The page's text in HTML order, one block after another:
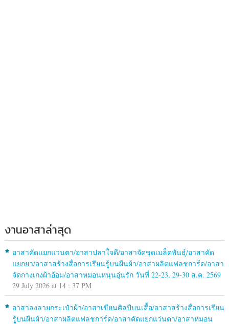
งานอาสาล่าสุด
อาสาคัดแยกแว่นตา/อาสาปลาใจดี/อาสาจัดชุดเมล็ดพันธุ์/อาสาคัด
แยกยา/อาสาสร้างสื่อการเรียนรู้บนผืนผ้า/อาสาผลิตแฟลชการ์ด/อาสา
จัดกางเกงผ้าอ้อม/อาสาหมอนหนุนอุ่นรัก วันที่ 22-23, 29-30 ส.ค. 2569
29 July 2026 at 14 : 37 PM
อาสาลงลายกระเป๋าผ้า/อาสาเขียนศิลป์บนเสื้อ/อาสาสร้างสื่อการเรียน
รู้บนผืนผ้า/อาสาผลิตแฟลชการ์ด/อาสาคัดแยกแว่นตา/อาสาหมอน